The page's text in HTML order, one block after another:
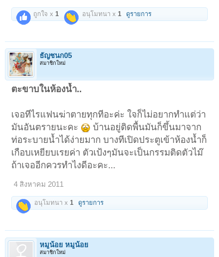
ถูกใจ x 1 อนุโมทนา x 1 ดูรายการ
ธัญชนก05
สมาชิกใหม่
ตะขาบในห้องน้ำ..
เจอทีไรแฟนฆ่าตายทุกทีอะค่ะ ใจก็ไม่อยากทำแต่ว่า
มันอันตรายนะคะ
บ้านอยู่ติดพื้นมันก็ขึ้นมาจาก
ท่อระบายน้ำได้ง่ายมาก บางทีเปิดประตูเข้าห้องน้ำก็
เกือบเหยียบเรยค่า ตัวเป้งๆมันจะเป็นกรรมติดตัวไม๊
ถ้าเจออีกควรทำไงดีอะคะ...
4 สิงหาคม 2011
อนุโมทนา x1 ดูรายการ
หมูน้อย หมูน้อย
สมาชิกใหม่